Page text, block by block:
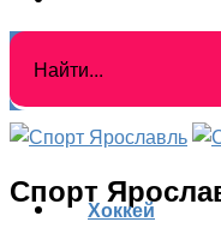
СпортХоккей